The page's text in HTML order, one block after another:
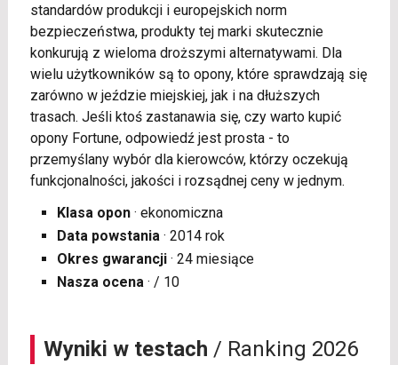
standardów produkcji i europejskich norm
bezpieczeństwa, produkty tej marki skutecznie
konkurują z wieloma droższymi alternatywami. Dla
wielu użytkowników są to opony, które sprawdzają się
zarówno w jeździe miejskiej, jak i na dłuższych
trasach. Jeśli ktoś zastanawia się, czy warto kupić
opony Fortune, odpowiedź jest prosta - to
przemyślany wybór dla kierowców, którzy oczekują
funkcjonalności, jakości i rozsądnej ceny w jednym.
Klasa opon· ekonomiczna
Data powstania · 2014 rok
Okres gwarancji· 24 miesiące
Nasza ocena · / 10
Wyniki w testach / Ranking 2026